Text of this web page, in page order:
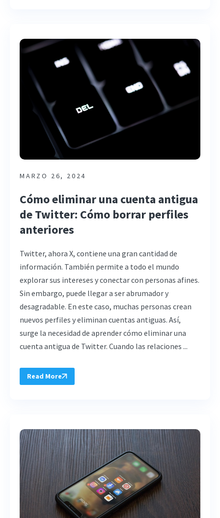
MARZO 26, 2024
Cómo eliminar una cuenta antigua
de Twitter: Cómo borrar perfiles
anteriores
Twitter, ahora X, contiene una gran cantidad de
información. También permite a todo el mundo
explorar sus intereses y conectar con personas afines.
Sin embargo, puede llegar a ser abrumador y
desagradable. En este caso, muchas personas crean
nuevos perfiles y eliminan cuentas antiguas. Así,
surge la necesidad de aprender cómo eliminar una
cuenta antigua de Twitter. Cuando las relaciones ...
Read More